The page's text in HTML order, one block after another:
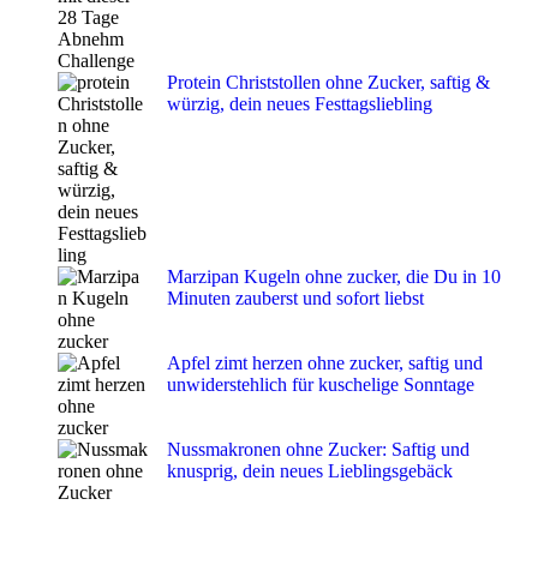
Protein Christstollen ohne Zucker, saftig &
würzig, dein neues Festtagsliebling
Marzipan Kugeln ohne zucker, die Du in 10
Minuten zauberst und sofort liebst
Apfel zimt herzen ohne zucker, saftig und
unwiderstehlich für kuschelige Sonntage
Nussmakronen ohne Zucker: Saftig und
knusprig, dein neues Lieblingsgebäck